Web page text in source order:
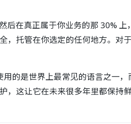
在真正属于你业务的那 30% 上
，托管在你选定的任何地方。对
的是世界上最常见的语言之一
这让它在未来很多年里都保持鲜